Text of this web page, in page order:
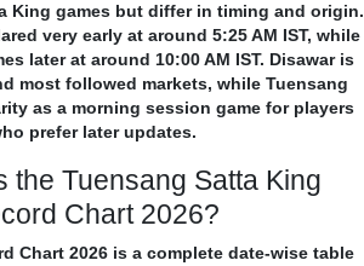
King games but differ in timing and origin.
very early at around 5:25 AM IST, while
later at around 10:00 AM IST. Disawar is
most followed markets, while Tuensang
as a morning session game for players
prefer later updates.
the Tuensang Satta King
Chart 2026?
Chart 2026 is a complete date-wise table